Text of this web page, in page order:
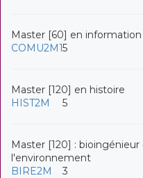
Master [60] en
COMU2M15
Master [120] en histoire
HIST2M
5
Master [120] :
l'environnement
BIRE2M
3